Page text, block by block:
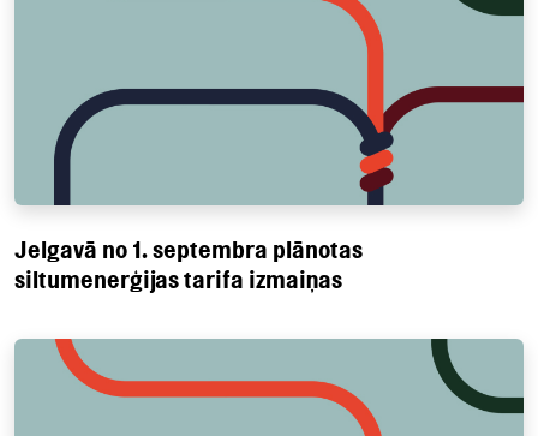
Jelgavā no 1. septembra plānotas
siltumenerģijas tarifa izmaiņas